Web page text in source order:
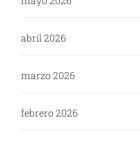
abril 2026
marzo 2026
febrero 2026